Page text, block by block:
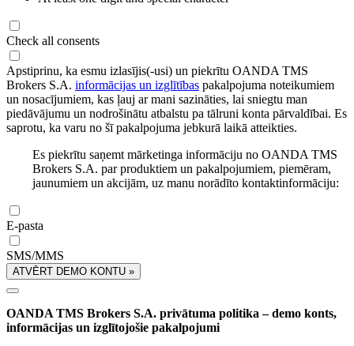
Check all consents
Apstiprinu, ka esmu izlasījis(-usi) un piekrītu OANDA TMS
Brokers S.A. informācijas un izglītības pakalpojuma noteikumiem
un nosacījumiem, kas ļauj ar mani sazināties, lai sniegtu man
piedāvājumu un nodrošinātu atbalstu pa tālruni konta pārvaldībai. Es
saprotu, ka varu no šī pakalpojuma jebkurā laikā atteikties.
Es piekrītu saņemt mārketinga informāciju no OANDA TMS
Brokers S.A. par produktiem un pakalpojumiem, piemēram,
jaunumiem un akcijām, uz manu norādīto kontaktinformāciju:
E-pasta
SMS/MMS
ATVĒRT DEMO KONTU »
OANDA TMS Brokers S.A. privātuma politika – demo konts,
informācijas un izglītojošie pakalpojumi